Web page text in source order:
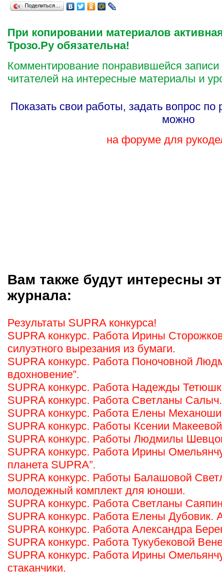
Поделиться…
При копировании материалов
Трозо.Ру обязательна!
Комментирование понравившейся
читателей на интересные материалы и
Показать свои работы, задать вопрос
можно
на форуме для
Вам также будут интересны
журнала:
Результаты SUPRA конкурса!
SUPRA конкурс. Работа Ирины
силуэтного вырезания из бумаги.
SUPRA конкурс. Работа Поночовной
вдохновение”.
SUPRA конкурс. Работа Надежды
SUPRA конкурс. Работа Светланы
SUPRA конкурс. Работа Елены
SUPRA конкурс. Работы Ксении
SUPRA конкурс. Работы Людмилы
SUPRA конкурс. Работа Ирины
планета SUPRA”.
SUPRA конкурс. Работы Балашовой
молодежный комплект для юноши.
SUPRA конкурс. Работа Светланы
SUPRA конкурс. Работа Елены Дубовик.
SUPRA конкурс. Работа Александра
SUPRA конкурс. Работа Тукубековой
SUPRA конкурс. Работа Ирины
стаканчики.